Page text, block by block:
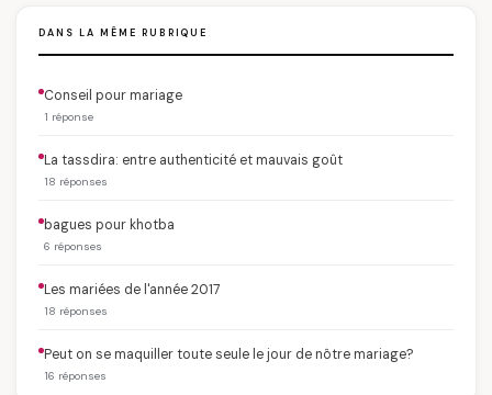
DANS LA MÊME RUBRIQUE
Conseil pour mariage
1 réponse
La tassdira: entre authenticité et mauvais goût
18 réponses
bagues pour khotba
6 réponses
Les mariées de l'année 2017
18 réponses
Peut on se maquiller toute seule le jour de nôtre mariage?
16 réponses